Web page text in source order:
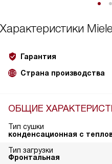
Характеристики
Гарантия
Страна производства
ОБЩИЕ
Тип сушки
конденсационная с
Тип загрузки
Фронтальная